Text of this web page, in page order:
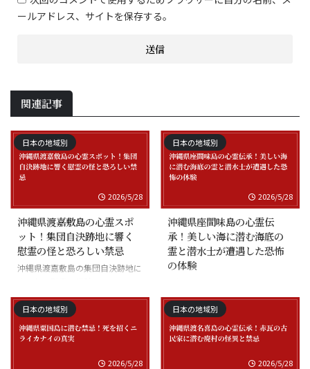
ールアドレス、サイトを保存する。
関連記事
日本の地域別
2026/5/28
沖縄県渡嘉敷島の心霊スポ
ット！集団自決跡地に響く
慰霊の怪と恐ろしい禁忌
沖縄県渡嘉敷島の集団自決跡地に
日本の地域別
2026/5/28
沖縄県座間味島の心霊伝
承！美しい海に潜む海底の
霊と潜水士が遭遇した恐怖
の体験
士の怪談
日本の地域別
2026/5/28
日本の地域別
2026/5/28